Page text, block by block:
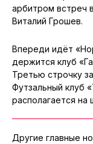
арбитром встреч
Виталий Грошев.
Впереди идёт
держится клуб
Третью строчку
Футзальный клуб
располагается
Другие главные